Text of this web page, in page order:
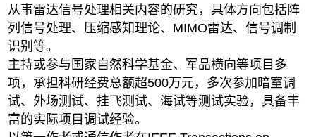
从事雷达信号处理相关内容的研究，具体方向包括阵
列信号处理、压缩感知理论、MIMO雷达、信号调制
识别等。
主持或参与国家自然科学基金、军品横向等项目多
项，承担科研经费总额超500万元，多次参加暗室调
试、外场测试、挂飞测试、海试等测试实验，具备丰
富的实际项目调试经验。